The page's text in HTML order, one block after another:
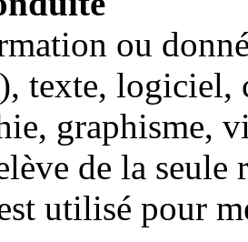
ou
texte, logiciel,
graphisme,
de la seule
utilisé pour